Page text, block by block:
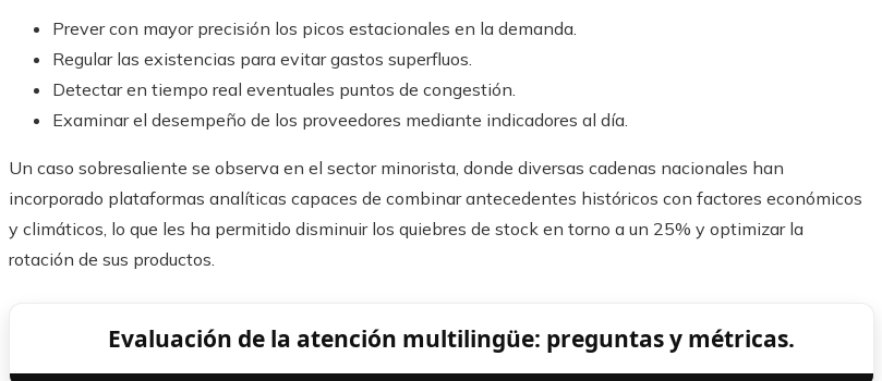
Prever con mayor precisión los picos estacionales en la demanda.
Regular las existencias para evitar gastos superfluos.
Detectar en tiempo real eventuales puntos de congestión.
Examinar el desempeño de los proveedores mediante indicadores al día.
Un caso sobresaliente se observa en el sector minorista, donde diversas cadenas nacionales han
incorporado plataformas analíticas capaces de combinar antecedentes históricos con factores económicos
y climáticos, lo que les ha permitido disminuir los quiebres de stock en torno a un 25% y optimizar la
rotación de sus productos.
Evaluación de la atención multilingüe: preguntas y métricas.